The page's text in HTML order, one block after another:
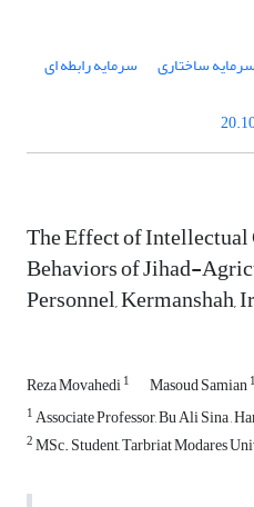
سرمایه ساختاری سرمایه رابطه ای
The Effect of
Behaviors of Jihad-
Personnel, Kermanshah,
Reza Movahedi1 Masoud Samian1
1Associate Professor, Bu Ali Sina ,
2MSc. Student, Tarbriat Modares